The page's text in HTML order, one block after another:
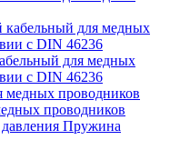
для медных
с DIN 46236
проводников
Пружина